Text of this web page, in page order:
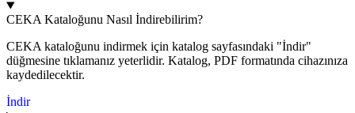
CEKA Kataloğunu Nasıl İndirebilirim?
CEKA kataloğunu indirmek için katalog sayfasındaki "İndir"
düğmesine tıklamanız yeterlidir. Katalog, PDF formatında cihazınıza
kaydedilecektir.
İndir